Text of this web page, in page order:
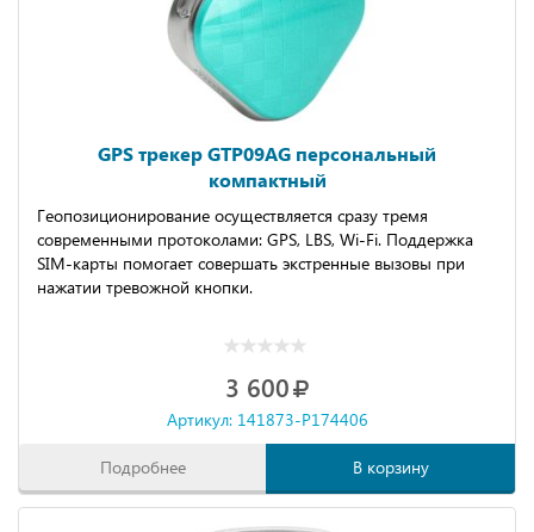
GPS трекер GTP09AG персональный
компактный
Геопозиционирование осуществляется сразу тремя
современными протоколами: GPS, LBS, Wi-Fi. Поддержка
SIM-карты помогает совершать экстренные вызовы при
нажатии тревожной кнопки.
3 600
Артикул: 141873-P174406
Подробнее В корзину